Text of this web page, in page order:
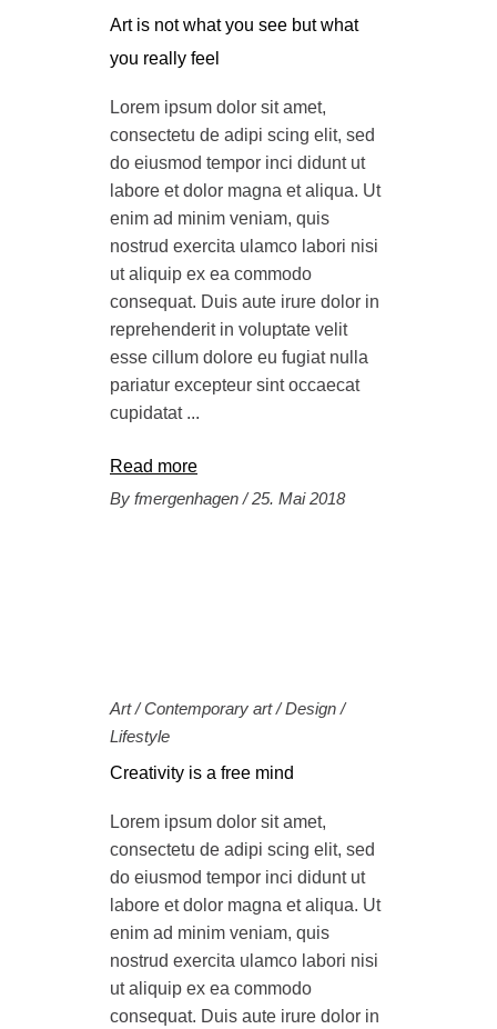
Art is not what you see but what
you really feel
Lorem ipsum dolor sit amet,
consectetu de adipi scing elit, sed
do eiusmod tempor inci didunt ut
labore et dolor magna et aliqua. Ut
enim ad minim veniam, quis
nostrud exercita ulamco labori nisi
ut aliquip ex ea commodo
consequat. Duis aute irure dolor in
reprehenderit in voluptate velit
esse cillum dolore eu fugiat nulla
pariatur excepteur sint occaecat
cupidatat
Read more
By fmergenhagen 25. Mai 2018
Art/Contemporary art/Design/
Lifestyle
Creativity is a free mind
Lorem ipsum dolor sit amet,
consectetu de adipi scing elit, sed
do eiusmod tempor inci didunt ut
labore et dolor magna et aliqua. Ut
enim ad minim veniam, quis
nostrud exercita ulamco labori nisi
ut aliquip ex ea commodo
consequat. Duis aute irure dolor in